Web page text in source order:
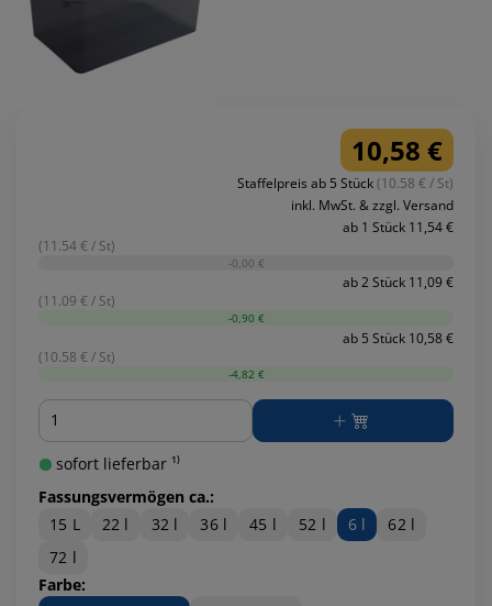
10,58 €
Staffelpreis ab 5 Stück(10.58 € / St)
inkl. MwSt. & zzgl. Versand
ab 1 Stück 11,54 €
(11.54 € / St)
-0,00 €
ab 2 Stück 11,09 €
(11.09 € / St)
-0,90 €
ab 5 Stück 10,58 €
(10.58 € / St)
-4,82 €
Menge
sofort lieferbar ¹⁾
Fassungsvermögen ca.:
15 L
22 l 32 l 36 l 45 l 52 l 6 l
62 l
72 l
Farbe: